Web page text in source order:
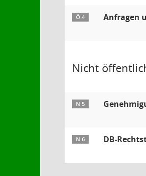
Ö 4 Anfragen
Nicht
N 5
N 6 DB-